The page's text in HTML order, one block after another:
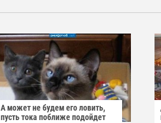
А может не будем его ловить,
пусть тока поближе подойдет